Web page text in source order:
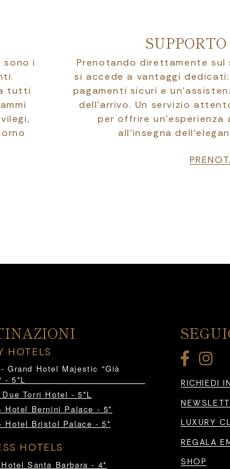
sono i
tutti
Prenotando direttamente
si accede a vantaggi
pagamenti sicuri e
dell’arrivo. Un servizio
per offrire
all’insegna
HOTELS
Grand Hotel Majestic "Già
- 5*L
Torri Hotel - 5*L
Hotel Bernini Palace - 5*
Hotel Bristol Palace - 5*
HOTELS
Santa Barbara - 4*
RICHIEDI
LUXURY
REGALA
SHOP